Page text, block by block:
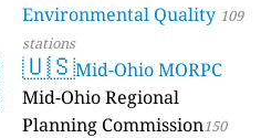
Environmental Quality 109
stations
🇺🇸Mid-Ohio MORPC
Mid-Ohio Regional
Planning Commission150